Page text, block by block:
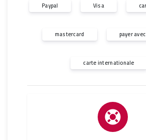
Paypal Visa
mastercard payer
carte internationale